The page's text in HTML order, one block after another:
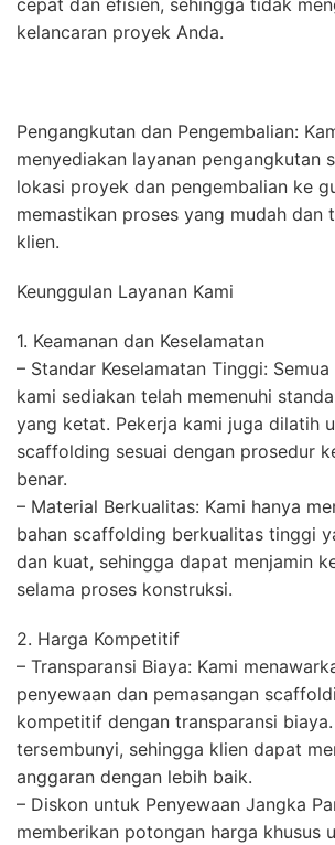
cepat dan efisien, sehingga tidak
kelancaran proyek Anda.
Pengangkutan dan Pengembalian:
menyediakan layanan pengangkutan
lokasi proyek dan pengembalian ke
memastikan proses yang mudah dan
klien.
Keunggulan Layanan Kami
1. Keamanan dan Keselamatan
– Standar Keselamatan Tinggi:
kami sediakan telah memenuhi
yang ketat. Pekerja kami juga dilatih
scaffolding sesuai dengan prosedur
benar.
– Material Berkualitas: Kami hanya
bahan scaffolding berkualitas tinggi
dan kuat, sehingga dapat menjamin
selama proses konstruksi.
2. Harga Kompetitif
– Transparansi Biaya: Kami
penyewaan dan pemasangan
kompetitif dengan transparansi
tersembunyi, sehingga klien dapat
anggaran dengan lebih baik.
– Diskon untuk Penyewaan Jangka
memberikan potongan harga khusus